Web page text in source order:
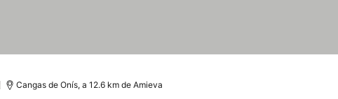
Cangas de Onís, a 12.6 km de Amieva